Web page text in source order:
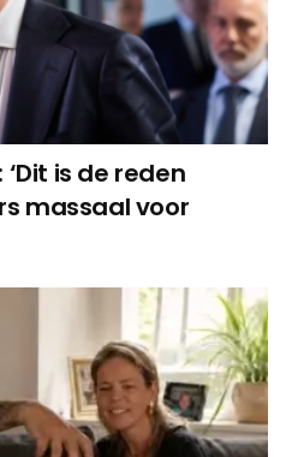
is de reden
massaal voor